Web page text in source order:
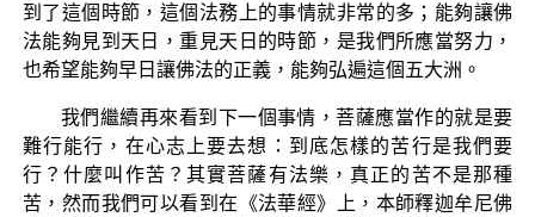
到了這個時節，這個法務上的事情就非常的多；能夠讓佛
法能夠見到天日，重見天日的時節，是我們所應當努力，
也希望能夠早日讓佛法的正義，能夠弘遍這個五大洲。
我們繼續再來看到下一個事情，菩薩應當作的就是要
難行能行，在心志上要去想：到底怎樣的苦行是我們要
行？什麼叫作苦？其實菩薩有法樂，真正的苦不是那種
苦，然而我們可以看到在《法華經》上，本師釋迦牟尼佛